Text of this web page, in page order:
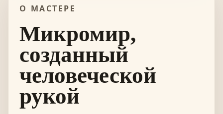
О МАСТЕРЕ
Микромир,
созданный
человеческой
рукой